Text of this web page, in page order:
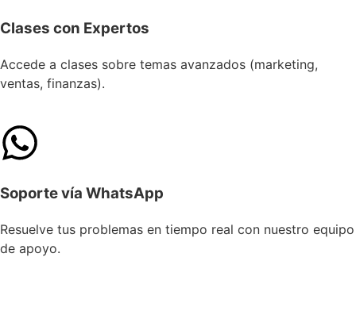
Clases con Expertos
Accede a clases sobre temas avanzados (marketing,
ventas, finanzas).
Soporte vía WhatsApp
Resuelve tus problemas en tiempo real con nuestro equipo
de apoyo.